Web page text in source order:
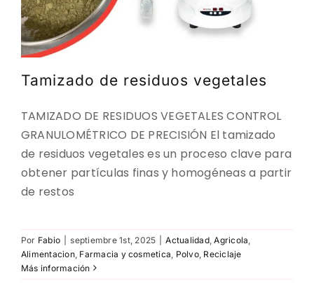
Tamizado de residuos vegetales
TAMIZADO DE RESIDUOS VEGETALES CONTROL
GRANULOMÉTRICO DE PRECISIÓN El tamizado
de residuos vegetales es un proceso clave para
obtener partículas finas y homogéneas a partir
de restos
Por Fabio septiembre 1st, 2025 Actualidad,Agricola
Alimentacion, Farmacia y cosmetica Polvo, Reciclaje
Más información